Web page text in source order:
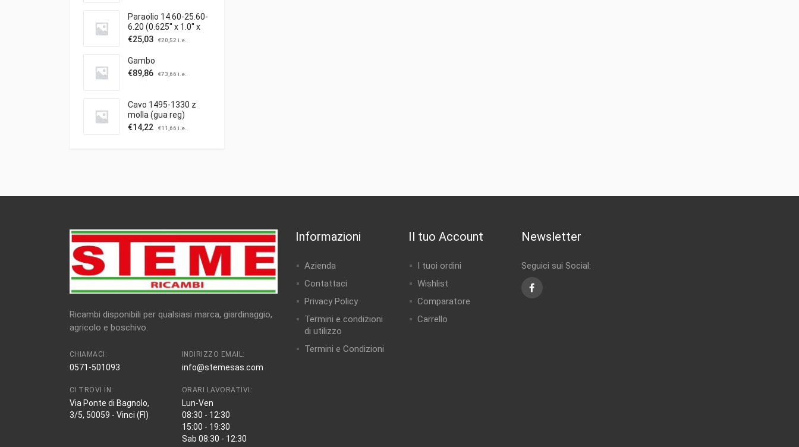
Paraolio 14.60-25.60-
6.20 (0.625'' x 1.0'' x
0.25'')
€25,03 €20,52 i.e.
Gambo
€89,86 €73,66 i.e.
Cavo 1495-1330 z
molla (gua reg)
trazione
€14,22 €11,66 i.e.
Ricambi disponibili per qualsiasi marca, giardinaggio,
agricolo e boschivo.
CHIAMACI:
0571-501093
INDIRIZZO EMAIL:
info@stemesas.com
CI TROVI IN:
Via Ponte di Bagnolo,
3/5, 50059 - Vinci (FI)
ORARI LAVORATIVI:
Lun-Ven
08:30 - 12:30
15:00 - 19:30
Sab 08:30 - 12:30
Informazioni
Azienda
Contattaci
Privacy Policy
Termini e condizioni
di utilizzo
Termini e Condizioni
Il tuo Account
I tuoi ordini
Wishlist
Comparatore
Carrello
Newsletter
Seguici sui Social:
Facebook